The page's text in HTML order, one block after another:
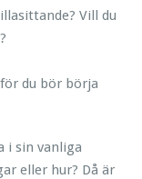
Vill du
du bör börja
i sin vanliga
eller hur? Då är